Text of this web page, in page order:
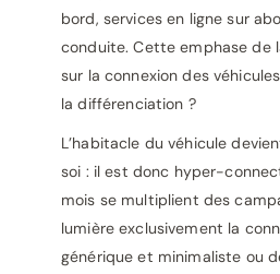
bord, services en ligne sur
conduite. Cette emphase de
sur la connexion des
la différenciation ?
L’habitacle du véhicule
soi : il est donc hyper-
mois se multiplient des
lumière exclusivement la
générique et minimaliste ou